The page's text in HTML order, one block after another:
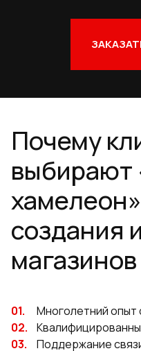
Почему
выбирают
создания
магазинов
Многолетний опыт
Поддержание